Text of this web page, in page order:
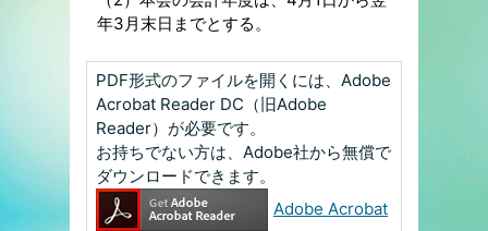
年3月末日までとする。
PDF形式のファイルを開くには、Adobe
Acrobat Reader DC（旧Adobe
Reader）が必要です。
お持ちでない方は、Adobe社から無償で
ダウンロードできます。
Adobe Acrobat